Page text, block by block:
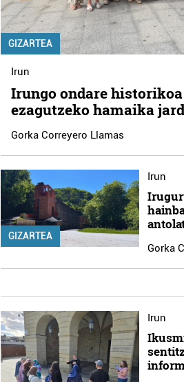
GIZARTEA
Irun
Irungo ondare
ezagutzeko hamaika
Gorka Correyero Llamas
GIZARTEA
Irun
Gorka
Irun